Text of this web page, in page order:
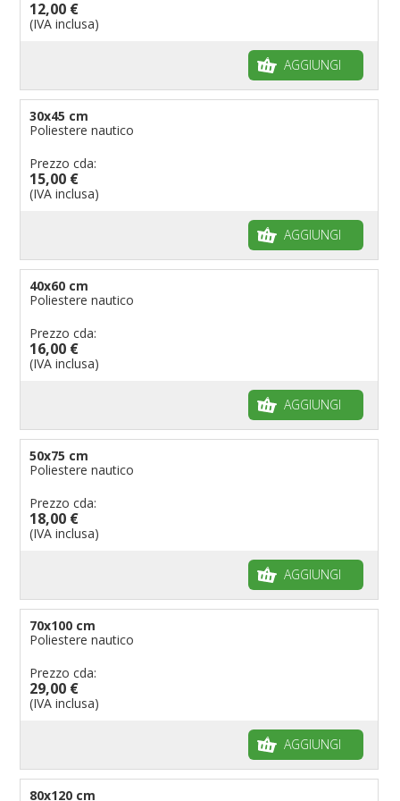
Bandiere per musicisti
pennoni per bandiere
12,00 €
(IVA inclusa)
AGGIUNGI
30x45 cm
Poliestere nautico
Prezzo cda:
15,00 €
(IVA inclusa)
AGGIUNGI
40x60 cm
Poliestere nautico
Prezzo cda:
16,00 €
(IVA inclusa)
AGGIUNGI
50x75 cm
Poliestere nautico
Prezzo cda:
18,00 €
(IVA inclusa)
AGGIUNGI
70x100 cm
Poliestere nautico
Prezzo cda:
29,00 €
(IVA inclusa)
AGGIUNGI
80x120 cm